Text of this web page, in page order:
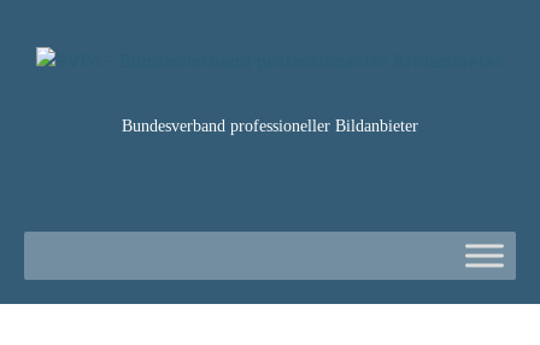
Bundesverband professioneller Bildanbieter